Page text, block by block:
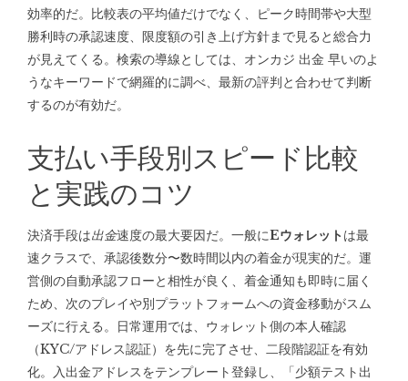
効率的だ。比較表の平均値だけでなく、ピーク時間帯や大型
勝利時の承認速度、限度額の引き上げ方針まで見ると総合力
が見えてくる。検索の導線としては、 オンカジ 出金 早いのよ
うなキーワードで網羅的に調べ、最新の評判と合わせて判断
するのが有効だ。
支払い手段別スピード比較
と実践のコツ
決済手段は出金速度の最大要因だ。一般にEウォレット は最
速クラスで、承認後数分〜数時間以内の着金が現実的だ。運
営側の自動承認フローと相性が良く、着金通知も即時に届く
ため、次のプレイや別プラットフォームへの資金移動がスム
ーズに行える。日常運用では、ウォレット側の本人確認
（KYC/アドレス認証）を先に完了させ、二段階認証を有効
化。入出金アドレスをテンプレート登録し、「少額テスト出